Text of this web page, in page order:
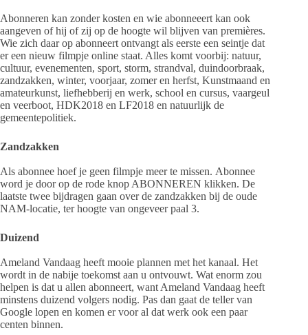
Abonneren kan zonder kosten en wie abonneeert kan ook
aangeven of hij of zij op de hoogte wil blijven van premières.
Wie zich daar op abonneert ontvangt als eerste een seintje dat
er een nieuw filmpje online staat. Alles komt voorbij: natuur,
cultuur, evenementen, sport, storm, strandval, duindoorbraak,
zandzakken, winter, voorjaar, zomer en herfst, Kunstmaand en
amateurkunst, liefhebberij en werk, school en cursus, vaargeul
en veerboot, HDK2018 en LF2018 en natuurlijk de
gemeentepolitiek.
Zandzakken
Als abonnee hoef je geen filmpje meer te missen. Abonnee
word je door op de rode knop ABONNEREN klikken. De
laatste twee bijdragen gaan over de zandzakken bij de oude
NAM-locatie, ter hoogte van ongeveer paal 3.
Duizend
Ameland Vandaag heeft mooie plannen met het kanaal. Het
wordt in de nabije toekomst aan u ontvouwt. Wat enorm zou
helpen is dat u allen abonneert, want Ameland Vandaag heeft
minstens duizend volgers nodig. Pas dan gaat de teller van
Google lopen en komen er voor al dat werk ook een paar
centen binnen.